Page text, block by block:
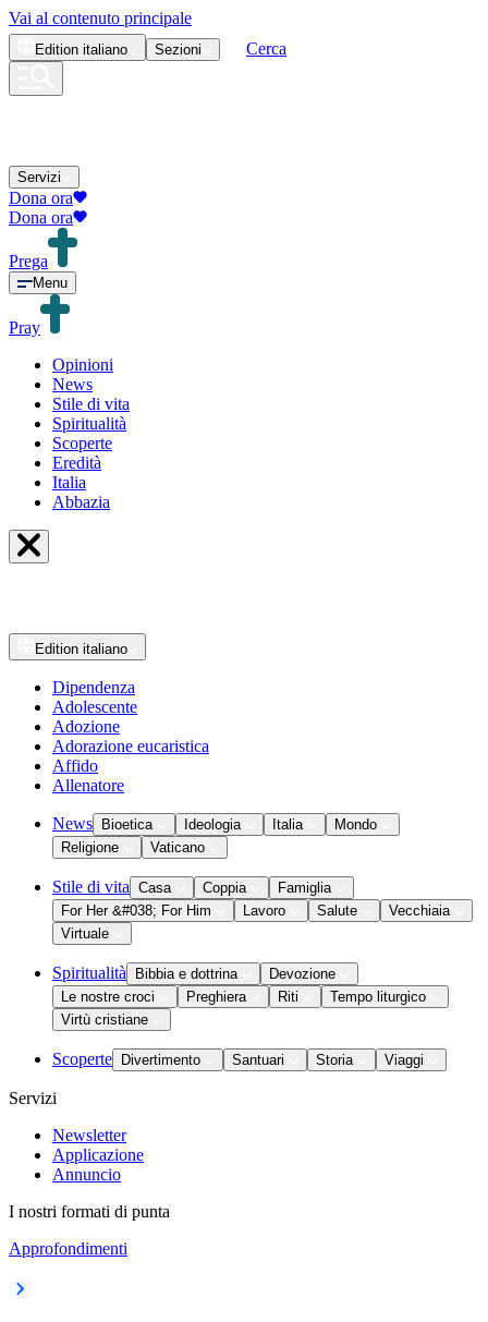
Vai al contenuto principale
Edition italiano Sezioni Cerca
Servizi
Dona ora
Dona ora
Prega
Menu
Pray
Opinioni
News
Stile di vita
Spiritualità
Scoperte
Eredità
Italia
Abbazia
Edition italiano
Dipendenza
Adolescente
Adozione
Adorazione eucaristica
Affido
Allenatore
News Bioetica Ideologia Italia
Mondo
Religione
Vaticano
Stile di vita Casa Coppia
Famiglia
For Her &#038; For Him
Lavoro Salute
Vecchiaia
Virtuale
Spiritualità Bibbia e dottrina
Devozione
Le nostre croci
Preghiera Riti
Tempo liturgico
Virtù cristiane
Scoperte Divertimento Santuari Storia Viaggi
Servizi
Newsletter
Applicazione
Annuncio
I nostri formati di punta
Approfondimenti